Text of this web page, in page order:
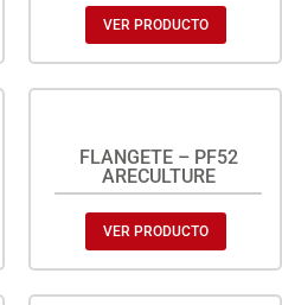
VER PRODUCTO
FLANGETE – PF52
ARECULTURE
VER PRODUCTO